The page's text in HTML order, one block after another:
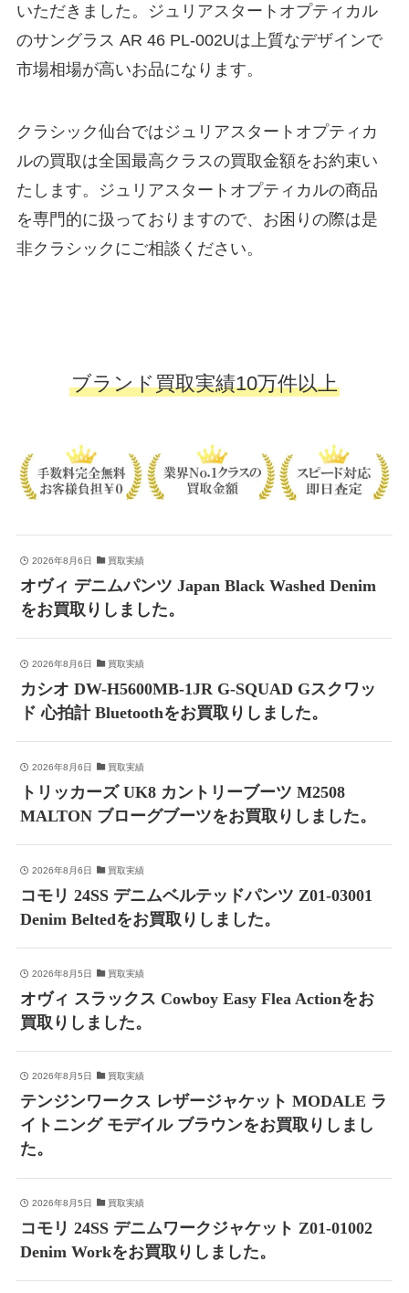
いただきました。ジュリアスタートオプティカル
のサングラス AR 46 PL-002Uは上質なデザインで
市場相場が高いお品になります。
クラシック仙台ではジュリアスタートオプティカ
ルの買取は全国最高クラスの買取金額をお約束い
たします。ジュリアスタートオプティカルの商品
を専門的に扱っておりますので、お困りの際は是
非クラシックにご相談ください。
ブランド買取実績10万件以上
2026年8月6日 買取実績
オヴィ デニムパンツ Japan Black Washed Denim
をお買取りしました。
2026年8月6日 買取実績
カシオ DW-H5600MB-1JR G-SQUAD Gスクワッ
ド 心拍計 Bluetoothをお買取りしました。
2026年8月6日 買取実績
トリッカーズ UK8 カントリーブーツ M2508
MALTON ブローグブーツをお買取りしました。
2026年8月6日 買取実績
コモリ 24SS デニムベルテッドパンツ Z01-03001
Denim Beltedをお買取りしました。
2026年8月5日 買取実績
オヴィ スラックス Cowboy Easy Flea Actionをお
買取りしました。
2026年8月5日 買取実績
テンジンワークス レザージャケット MODALE ラ
イトニング モデイル ブラウンをお買取りしまし
た。
2026年8月5日 買取実績
コモリ 24SS デニムワークジャケット Z01-01002
Denim Workをお買取りしました。